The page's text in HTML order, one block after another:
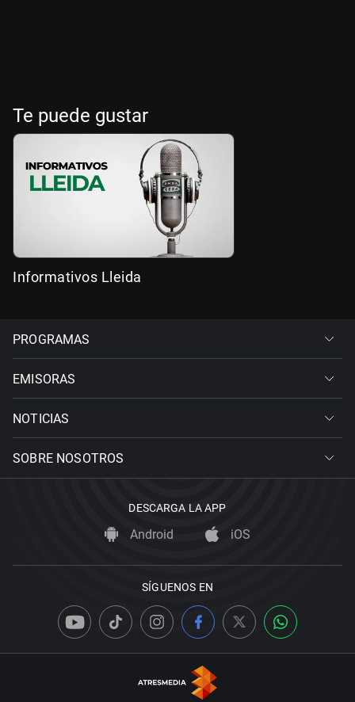
Te puede gustar
Informativos Lleida
PROGRAMAS
EMISORAS
NOTICIAS
SOBRE NOSOTROS
DESCARGA LA APP
Android iOS
SÍGUENOS EN